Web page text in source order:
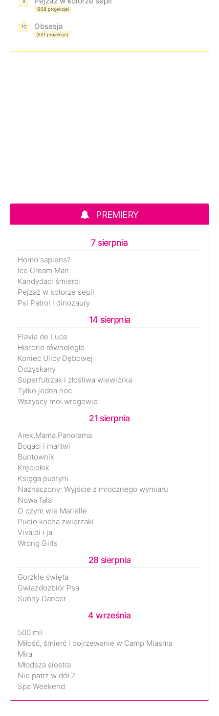
(608 projekcje)
10 Obsesja
(501 projekcje)
PREMIERY
7 sierpnia
Homo sapiens?
Ice Cream Man
Kandydaci śmierci
Pejzaż w kolorze sepii
Psi Patrol i dinozaury
14 sierpnia
Flavia de Luce
Historie równoległe
Koniec Ulicy Dębowej
Odzyskany
Superfutrzak i złośliwa wiewiórka
Tylko jedna noc
Wszyscy moi wrogowie
21 sierpnia
Arek.Mama.Panorama
Bogaci i martwi
Buntownik
Kręciołek
Księga pustyni
Naznaczony: Wyjście z mrocznego wymiaru
Nowa fala
O czym wie Marielle
Pucio kocha zwierzaki
Vivaldi i ja
Wrong Girls
28 sierpnia
Gorzkie święta
Gwiazdozbiór Psa
Sunny Dancer
4 września
500 mil
Miłość, śmierć i dojrzewanie w Camp Miasma
Mira
Młodsza siostra
Nie patrz w dół 2
Spa Weekend